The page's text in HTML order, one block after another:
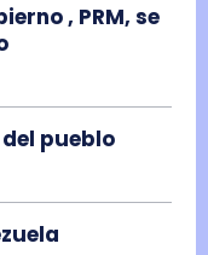
, PRM, se
del pueblo